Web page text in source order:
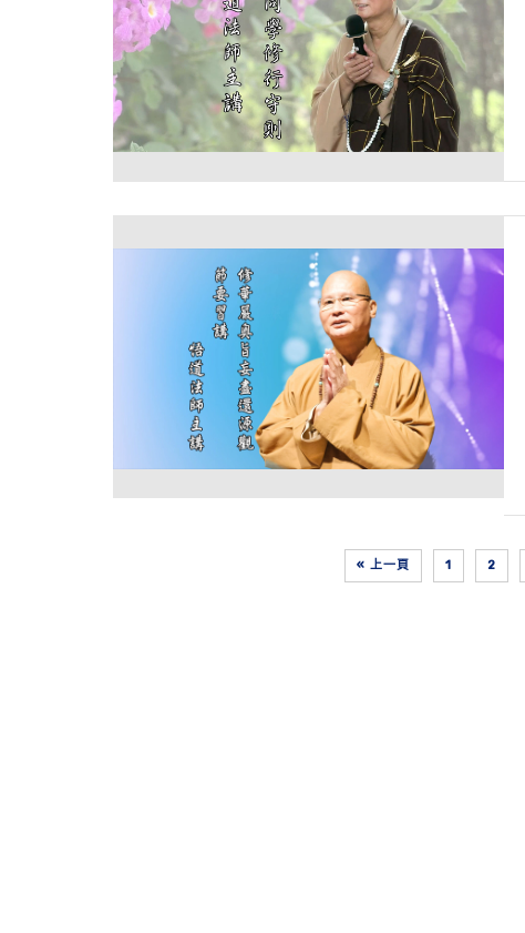
« 上一頁 1 2